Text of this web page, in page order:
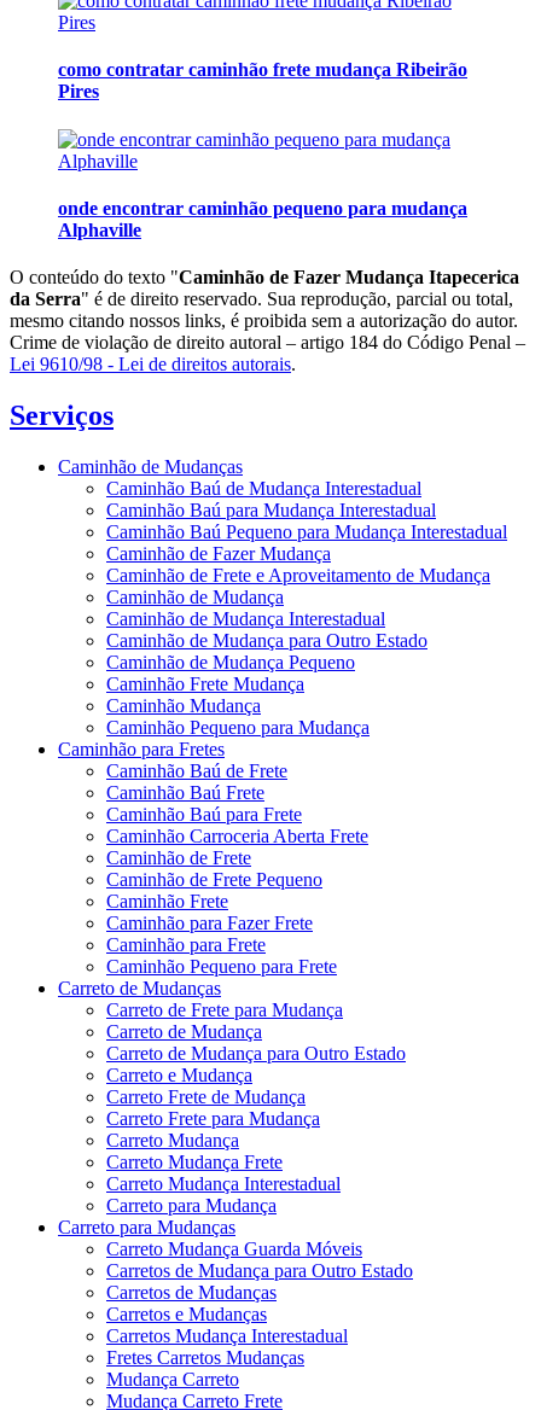
como contratar caminhão frete mudança Ribeirão
Pires
onde encontrar caminhão pequeno para mudança
Alphaville
O conteúdo do texto "Caminhão de Fazer Mudança Itapecerica
da Serra" é de direito reservado. Sua reprodução, parcial ou total,
mesmo citando nossos links, é proibida sem a autorização do autor.
Crime de violação de direito autoral – artigo 184 do Código Penal –
Lei 9610/98 - Lei de direitos autorais.
Serviços
Caminhão de Mudanças
Caminhão Baú de Mudança Interestadual
Caminhão Baú para Mudança Interestadual
Caminhão Baú Pequeno para Mudança Interestadual
Caminhão de Fazer Mudança
Caminhão de Frete e Aproveitamento de Mudança
Caminhão de Mudança
Caminhão de Mudança Interestadual
Caminhão de Mudança para Outro Estado
Caminhão de Mudança Pequeno
Caminhão Frete Mudança
Caminhão Mudança
Caminhão Pequeno para Mudança
Caminhão para Fretes
Caminhão Baú de Frete
Caminhão Baú Frete
Caminhão Baú para Frete
Caminhão Carroceria Aberta Frete
Caminhão de Frete
Caminhão de Frete Pequeno
Caminhão Frete
Caminhão para Fazer Frete
Caminhão para Frete
Caminhão Pequeno para Frete
Carreto de Mudanças
Carreto de Frete para Mudança
Carreto de Mudança
Carreto de Mudança para Outro Estado
Carreto e Mudança
Carreto Frete de Mudança
Carreto Frete para Mudança
Carreto Mudança
Carreto Mudança Frete
Carreto Mudança Interestadual
Carreto para Mudança
Carreto para Mudanças
Carreto Mudança Guarda Móveis
Carretos de Mudança para Outro Estado
Carretos de Mudanças
Carretos e Mudanças
Carretos Mudança Interestadual
Fretes Carretos Mudanças
Mudança Carreto
Mudança Carreto Frete